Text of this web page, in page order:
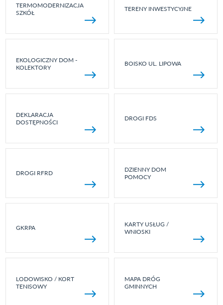
TERMOMODERNIZACJA
SZKÓŁ
TERENY INWESTYCYJNE
EKOLOGICZNY DOM -
KOLEKTORY
BOISKO UL. LIPOWA
DEKLARACJA
DOSTĘPNOŚCI
DROGI FDS
DROGI RFRD
DZIENNY DOM
POMOCY
GKRPA
KARTY USŁUG /
WNIOSKI
LODOWISKO / KORT
TENISOWY
MAPA DRÓG
GMINNYCH